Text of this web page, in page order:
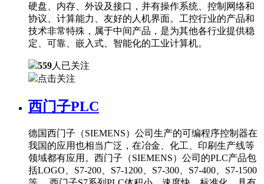
硬盘、内存、外设及接口，并有操作系统、控制网络和
协议、计算能力、友好的人机界面。工控行业的产品和
技术非常特殊，属于中间产品，是为其他各行业提供稳
定、可靠、嵌入式、智能化的工业计算机。
559人已关注
点击关注
西门子PLC
德国西门子（SIEMENS）公司生产的可编程序控制器在
我国的应用也相当广泛，在冶金、化工、印刷生产线等
领域都有应用。西门子（SIEMENS）公司的PLC产品包
括LOGO、S7-200、S7-1200、S7-300、S7-400、S7-1500